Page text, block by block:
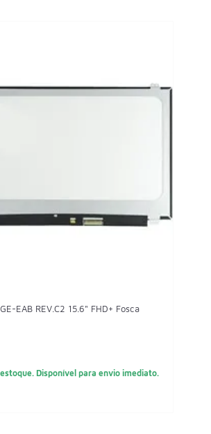
EAB REV.C2 15.6" FHD+ Fosca
Disponível para envio imediato.